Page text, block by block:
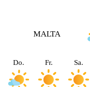
MALTA
Do. Fr. Sa.